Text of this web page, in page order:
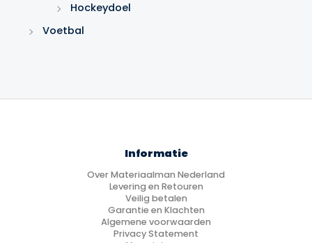
Hockeydoel
Voetbal
Informatie
Over Materiaalman Nederland
Levering en Retouren
Veilig betalen
Garantie en Klachten
Algemene voorwaarden
Privacy Statement